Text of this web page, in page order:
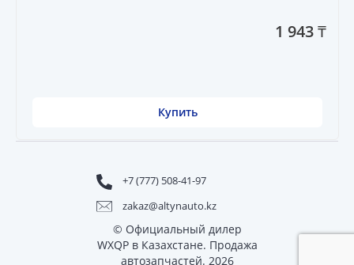
1 943 ₸
Купить
+7 (777) 508-41-97
zakaz@altynauto.kz
© Официальный дилер
WXQP в Казахстане. Продажа
автозапчастей. 2026